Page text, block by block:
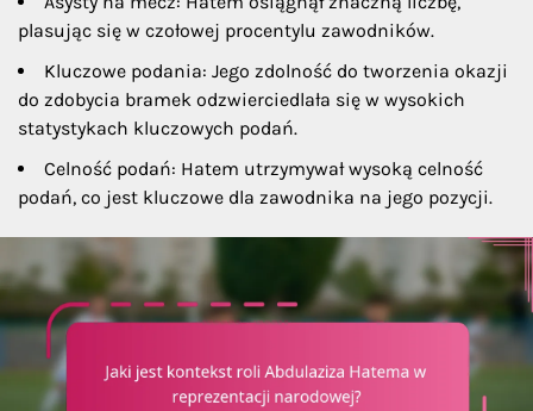
plasując się w czołowej procentylu zawodników.
Kluczowe podania: Jego zdolność do tworzenia okazji
do zdobycia bramek odzwierciedlała się w wysokich
statystykach kluczowych podań.
Celność podań: Hatem utrzymywał wysoką celność
podań, co jest kluczowe dla zawodnika na jego pozycji.